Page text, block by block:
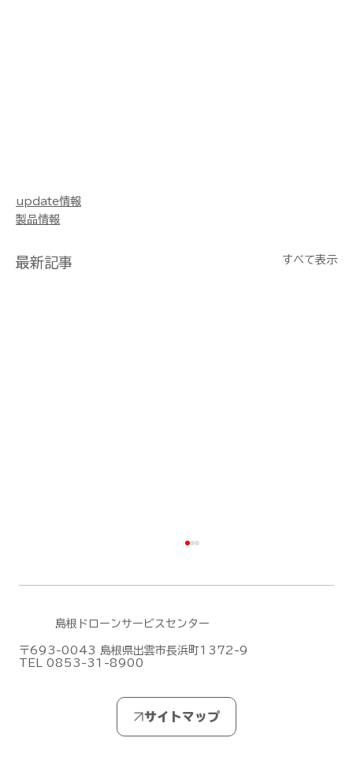
update情報
製品情報
最新記事 すべて表示
DJIがMic Mini シリーズの新作「DJI
島根ドローンサービスセンター
〒693-0043 島根県出雲市長浜町1372-9
TEL 0853-31-8900